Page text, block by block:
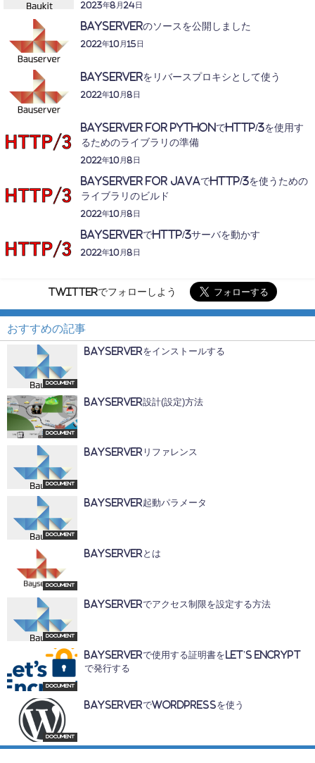
2023年8月24日
BayServerのソースを公開しました
2022年10月15日
BayServerをリバースプロキシとして使う
2022年10月8日
BayServer for PythonでHTTP/3を使用す
るためのライブラリの準備
2022年10月8日
BayServer for JavaでHTTP/3を使うための
ライブラリのビルド
2022年10月8日
BayServerでHTTP/3サーバを動かす
2022年10月8日
Twitterでフォローしよう
おすすめの記事
Document
BayServerをインストールする
Document
BayServer設計(設定)方法
Document
BayServerリファレンス
Document
BayServer起動パラメータ
Document
BayServerとは
Document
BayServerでアクセス制限を設定する方法
Document
BayServerで使用する証明書をLet’s Encrypt
で発行する
Document
BayServerでWordPressを使う